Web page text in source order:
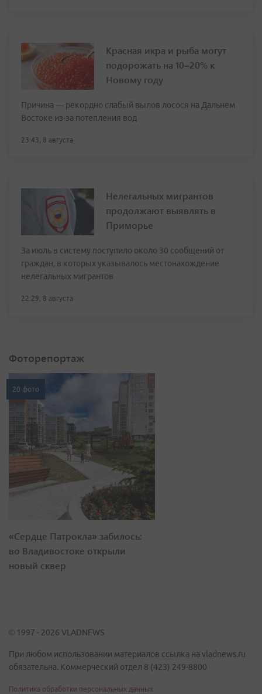
Красная икра и рыба могут
подорожать на 10–20% к
Новому году
Причина — рекордно слабый вылов лосося на Дальнем
Востоке из-за потепления вод
23:43, 8 августа
Нелегальных мигрантов
продолжают выявлять в
Приморье
За июль в систему поступило около 30 сообщений от
граждан, в которых указывалось местонахождение
нелегальных мигрантов
22:29, 8 августа
Фоторепортаж
20 фото
«Сердце Патрокла» забилось:
во Владивостоке открыли
новый сквер
© 1997 - 2026 VLADNEWS
При любом использовании материалов ссылка на vladnews.ru
обязательна. Коммерческий отдел 8 (423) 249-8800
Политика обработки персональных данных